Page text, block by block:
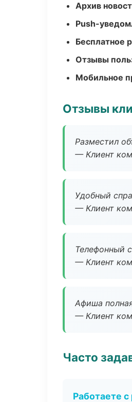
Архив
Push-
Бесплатное
Отзывы
Мобильное
Отзывы
Разместил
— Клиент
Удобный
— Клиент
Телефонный
— Клиент
Афиша
— Клиент
Часто
Работаете